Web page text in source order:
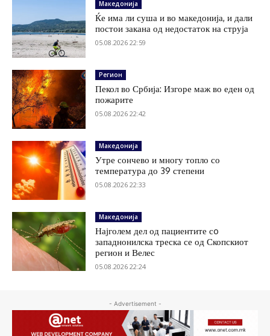
Македонија
Ќе има ли суша и во македонија, и дали
постои закана од недостаток на струја
05.08.2026 22:59
Регион
Пекол во Србија: Изгоре маж во еден од
пожарите
05.08.2026 22:42
Македонија
Утре сончево и многу топло со
температура до 39 степени
05.08.2026 22:33
Македонија
Најголем дел од пациентите сo
западнонилска треска се од Скопскиот
регион и Велес
05.08.2026 22:24
- Advertisement -